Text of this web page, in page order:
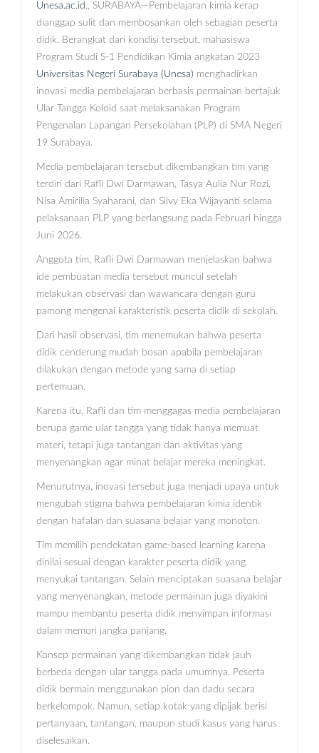
Unesa.ac.id ., SURABAYA—Pembelajaran kimia kerap
dianggap sulit dan membosankan oleh sebagian peserta
didik. Berangkat dari kondisi tersebut, mahasiswa
Program Studi S-1 Pendidikan Kimia angkatan 2023
Universitas Negeri Surabaya (Unesa) menghadirkan
inovasi media pembelajaran berbasis permainan bertajuk
Ular Tangga Koloid saat melaksanakan Program
Pengenalan Lapangan Persekolahan (PLP) di SMA Negeri
19 Surabaya.
Media pembelajaran tersebut dikembangkan tim yang
terdiri dari Rafli Dwi Darmawan, Tasya Aulia Nur Rozi,
Nisa Amirilia Syaharani, dan Silvy Eka Wijayanti selama
pelaksanaan PLP yang berlangsung pada Februari hingga
Juni 2026.
Anggota tim, Rafli Dwi Darmawan menjelaskan bahwa
ide pembuatan media tersebut muncul setelah
melakukan observasi dan wawancara dengan guru
pamong mengenai karakteristik peserta didik di sekolah.
Dari hasil observasi, tim menemukan bahwa peserta
didik cenderung mudah bosan apabila pembelajaran
dilakukan dengan metode yang sama di setiap
pertemuan.
Karena itu, Rafli dan tim menggagas media pembelajaran
berupa game ular tangga yang tidak hanya memuat
materi, tetapi juga tantangan dan aktivitas yang
menyenangkan agar minat belajar mereka meningkat.
Menurutnya, inovasi tersebut juga menjadi upaya untuk
mengubah stigma bahwa pembelajaran kimia identik
dengan hafalan dan suasana belajar yang monoton.
Tim memilih pendekatan game-based learning karena
dinilai sesuai dengan karakter peserta didik yang
menyukai tantangan. Selain menciptakan suasana belajar
yang menyenangkan, metode permainan juga diyakini
mampu membantu peserta didik menyimpan informasi
dalam memori jangka panjang.
Konsep permainan yang dikembangkan tidak jauh
berbeda dengan ular tangga pada umumnya. Peserta
didik bermain menggunakan pion dan dadu secara
berkelompok. Namun, setiap kotak yang dipijak berisi
pertanyaan, tantangan, maupun studi kasus yang harus
diselesaikan.